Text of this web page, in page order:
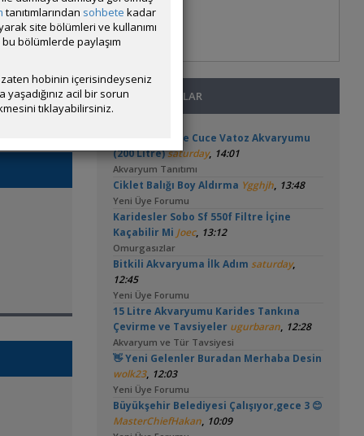
SON MESAJLAR
Basit Melek Ve Cuce Vatoz Akvaryumu
(200 Litre)saturday, 14:01
Akvaryum Tanıtımı
Ciklet Balığı Boy Aldırma Ygghjh, 13:48
Yeni Üye Forumu
Karidesler Sobo Sf 550f Filtre İçine
Kaçabilir Mi Joec, 13:12
Omurgasızlar
Bitkili Akvaryuma İlk Adım saturday,
12:45
Yeni Üye Forumu
15 Litre Akvaryumu Karides Tankına
Çevirme ve Tavsiyeler ugurbaran, 12:28
Akvaryum ve Tür Tavsiyesi
👋 Yeni Gelenler Buradan Merhaba Desin
wolk23, 12:03
Yeni Üye Forumu
Büyükşehir Belediyesi Çalışıyor,gece 3 😊
MasterChiefHakan, 10:09
tanıtımlarından sohbete kadar
site bölümleri ve kullanımı
bölümlerde paylaşım
hobinin içerisindeyseniz
acil bir sorun
tıklayabilirsiniz.